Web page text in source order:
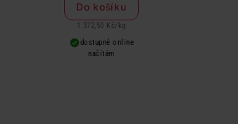
Do košíku
1 372,50 Kč/ kg
dostupné online
načítám